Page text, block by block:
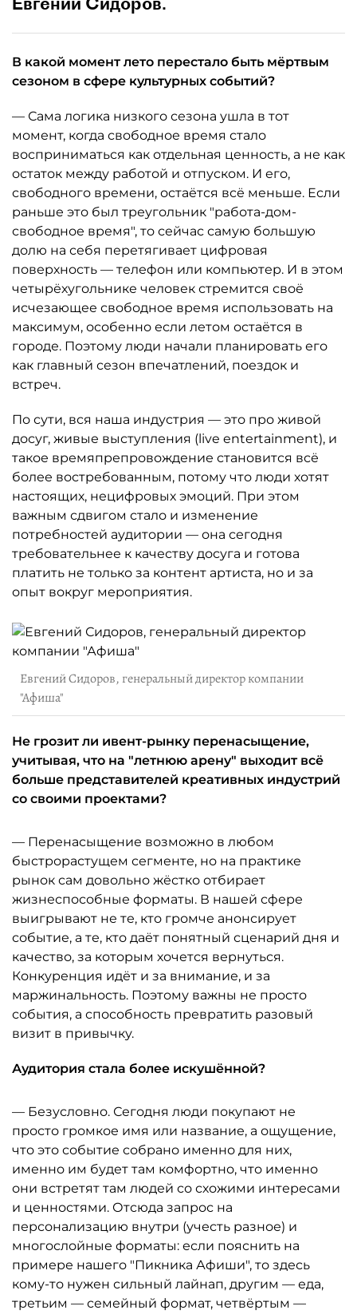
В какой момент лето перестало быть мёртвым
сезоном в сфере культурных событий?
— Сама логика низкого сезона ушла в тот
момент, когда свободное время стало
восприниматься как отдельная ценность, а не как
остаток между работой и отпуском. И его,
свободного времени, остаётся всё меньше. Если
раньше это был треугольник "работа-дом-
свободное время", то сейчас самую большую
долю на себя перетягивает цифровая
поверхность — телефон или компьютер. И в этом
четырёхугольнике человек стремится своё
исчезающее свободное время использовать на
максимум, особенно если летом остаётся в
городе. Поэтому люди начали планировать его
как главный сезон впечатлений, поездок и
встреч.
По сути, вся наша индустрия — это про живой
досуг, живые выступления (live entertainment), и
такое времяпрепровождение становится всё
более востребованным, потому что люди хотят
настоящих, нецифровых эмоций. При этом
важным сдвигом стало и изменение
потребностей аудитории — она сегодня
требовательнее к качеству досуга и готова
платить не только за контент артиста, но и за
опыт вокруг мероприятия.
Евгений Сидоров, генеральный директор компании
"Афиша"
Не грозит ли ивент-рынку перенасыщение,
учитывая, что на "летнюю арену" выходит всё
больше представителей креативных индустрий
со своими проектами?
— Перенасыщение возможно в любом
быстрорастущем сегменте, но на практике
рынок сам довольно жёстко отбирает
жизнеспособные форматы. В нашей сфере
выигрывают не те, кто громче анонсирует
событие, а те, кто даёт понятный сценарий дня и
качество, за которым хочется вернуться.
Конкуренция идёт и за внимание, и за
маржинальность. Поэтому важны не просто
события, а способность превратить разовый
визит в привычку.
Аудитория стала более искушённой?
— Безусловно. Сегодня люди покупают не
просто громкое имя или название, а ощущение,
что это событие собрано именно для них,
именно им будет там комфортно, что именно
они встретят там людей со схожими интересами
и ценностями. Отсюда запрос на
персонализацию внутри (учесть разное) и
многослойные форматы: если пояснить на
примере нашего "Пикника Афиши", то здесь
кому-то нужен сильный лайнап, другим — еда,
третьим — семейный формат, четвёртым —